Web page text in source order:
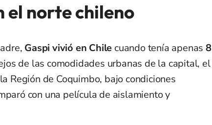
el norte chileno
Gaspi vivió en Chile cuando tenía apenas8
de las comodidades urbanas de la capital, el
Región de Coquimbo, bajo condiciones
con una película de aislamiento y